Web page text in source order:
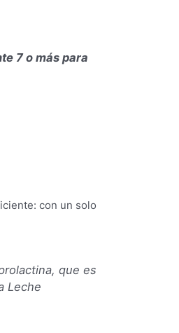
7 o más para
con un solo
que es
Leche